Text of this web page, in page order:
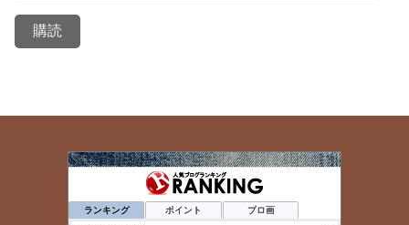
ル
ランキング ポイント ブロ画
正常値に戻すぞ！どんちかちかのダイエット日記
ひとりで生きていくために〜 All roads
151位 そらまめ減塩健康通信